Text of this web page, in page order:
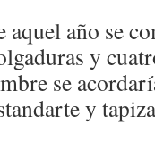
aquel año se
y
se
y